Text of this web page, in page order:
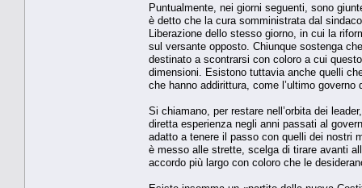
Puntualmente, nei giorni seguenti, sono
è detto che la cura somministrata dal
Liberazione dello stesso giorno, in cui la
sul versante opposto. Chiunque sostenga
destinato a scontrarsi con coloro a cui
dimensioni. Esistono tuttavia anche quelli
che hanno addirittura, come l’ultimo
Si chiamano, per restare nell’orbita dei
diretta esperienza negli anni passati al
adatto a tenere il passo con quelli dei nostri
è messo alle strette, scelga di tirare avanti
accordo più largo con coloro che le